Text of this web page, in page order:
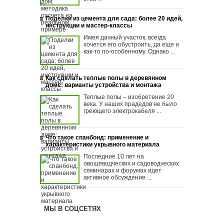
Поделки из цемента для сада: более 20 идей,
инструкции и мастер-классы
Имея дачный участок, всегда
хочется его обустроить, да еще и
как-то по-особенному. Однако ...
Как сделать теплые полы в деревянном
доме: варианты устройства и монтажа
Теплые полы – изобретение 20
века. У наших прадедов не было
греющего электрокабеля ...
Что такое спанбонд: применение и
характеристики укрывного материала
Последние 10 лет на
овощеводческих и садоводческих
семинарах и форумах идет
активное обсуждение ...
МЫ В СОЦСЕТЯХ